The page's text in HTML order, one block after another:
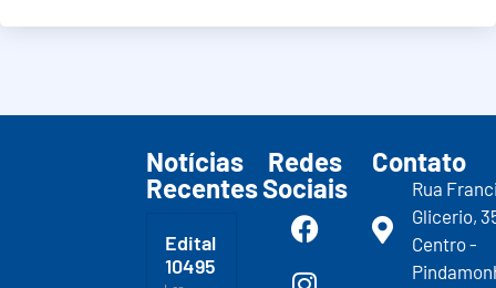
Notícias
Recentes
Edital
10495
Redes
Sociais
Contato
Rua
Glicerio,
Centro -